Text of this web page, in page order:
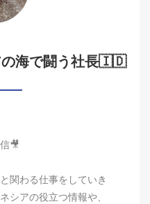
の海で闘う社長🇮🇩
🎥
関わる仕事をしていき
シアの役立つ情報や、